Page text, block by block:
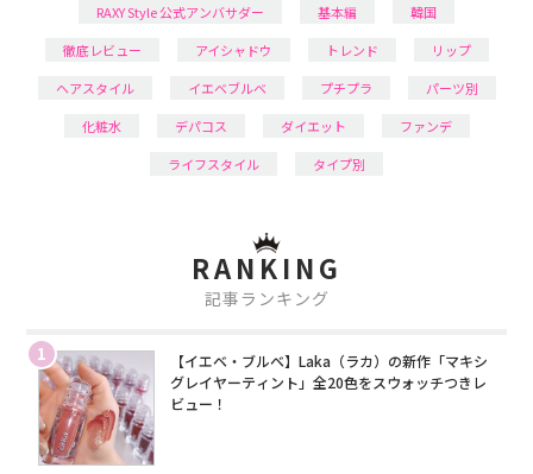
RAXY Style 公式アンバサダー
基本編
韓国
徹底レビュー
アイシャドウ トレンド
リップ
ヘアスタイル
イエベブルベ プチプラ
パーツ別
化粧水
デパコス ダイエット
ファンデ
ライフスタイル
タイプ別
RANKING
記事ランキング
1
【イエベ・ブルベ】Laka（ラカ）の新作「マキシ
グレイヤーティント」全20色をスウォッチつきレ
ビュー！